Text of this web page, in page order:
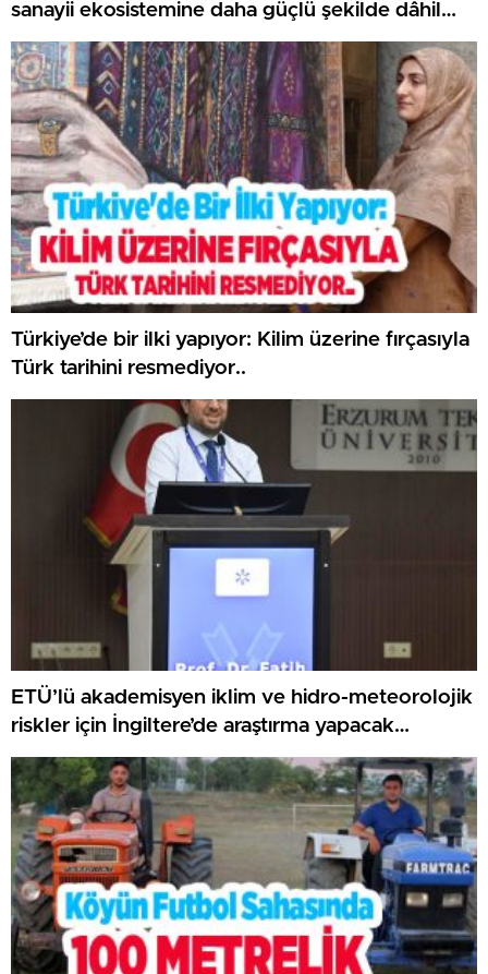
sanayii ekosistemine daha güçlü şekilde dâhil
edilmeli”..
Türkiye’de bir ilki yapıyor: Kilim üzerine fırçasıyla
Türk tarihini resmediyor..
ETÜ’lü akademisyen iklim ve hidro-meteorolojik
riskler için İngiltere’de araştırma yapacak…